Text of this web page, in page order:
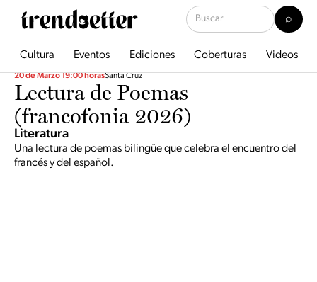
Cultura Eventos Ediciones Coberturas Videos
20 de Marzo 19:00 horasSanta Cruz
Lectura de Poemas
(francofonia 2026)
Literatura
Una lectura de poemas bilingüe que celebra el encuentro del
francés y del español.